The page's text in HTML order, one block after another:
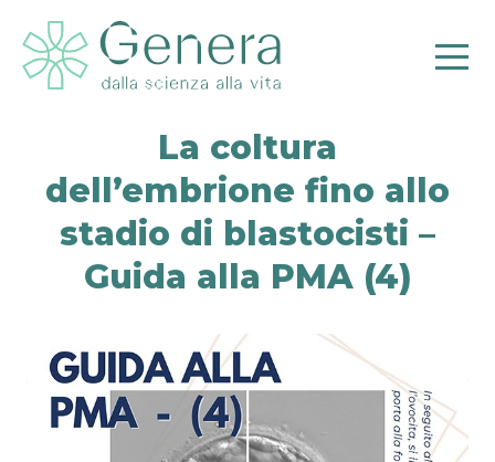
La coltura
dell’embrione fino allo
stadio di blastocisti –
Guida alla PMA (4)